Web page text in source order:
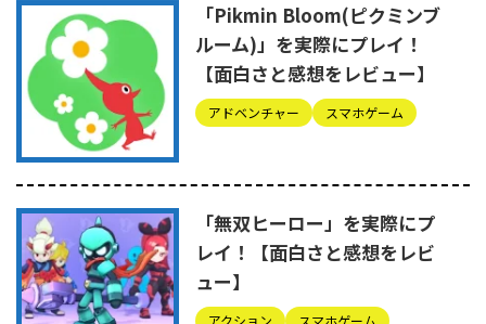
「Pikmin Bloom(ピクミンブ
ルーム)」を実際にプレイ！
【面白さと感想をレビュー】
アドベンチャー スマホゲーム
「無双ヒーロー」を実際にプ
レイ！【面白さと感想をレビ
ュー】